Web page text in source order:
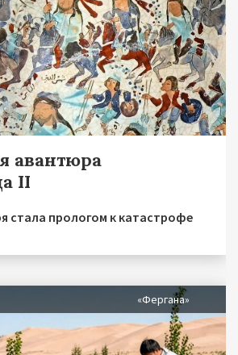
авантюра
II
стала прологом к катастрофе
«Фергана»